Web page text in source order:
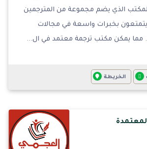
الذي يضم مجموعة من المترجمين
يتمتعون بخبرات واسعة في مجالات
مما يمكن مكتب ترجمة معتمد في ال...
الخريطة